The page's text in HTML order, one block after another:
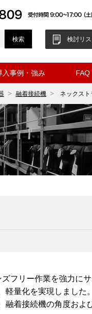
検討リス
入事例・強み FAQ
融着接続機 ネックスト
フリー作業を強力にサ
量化を実現しました。
融着接続機の角度およ